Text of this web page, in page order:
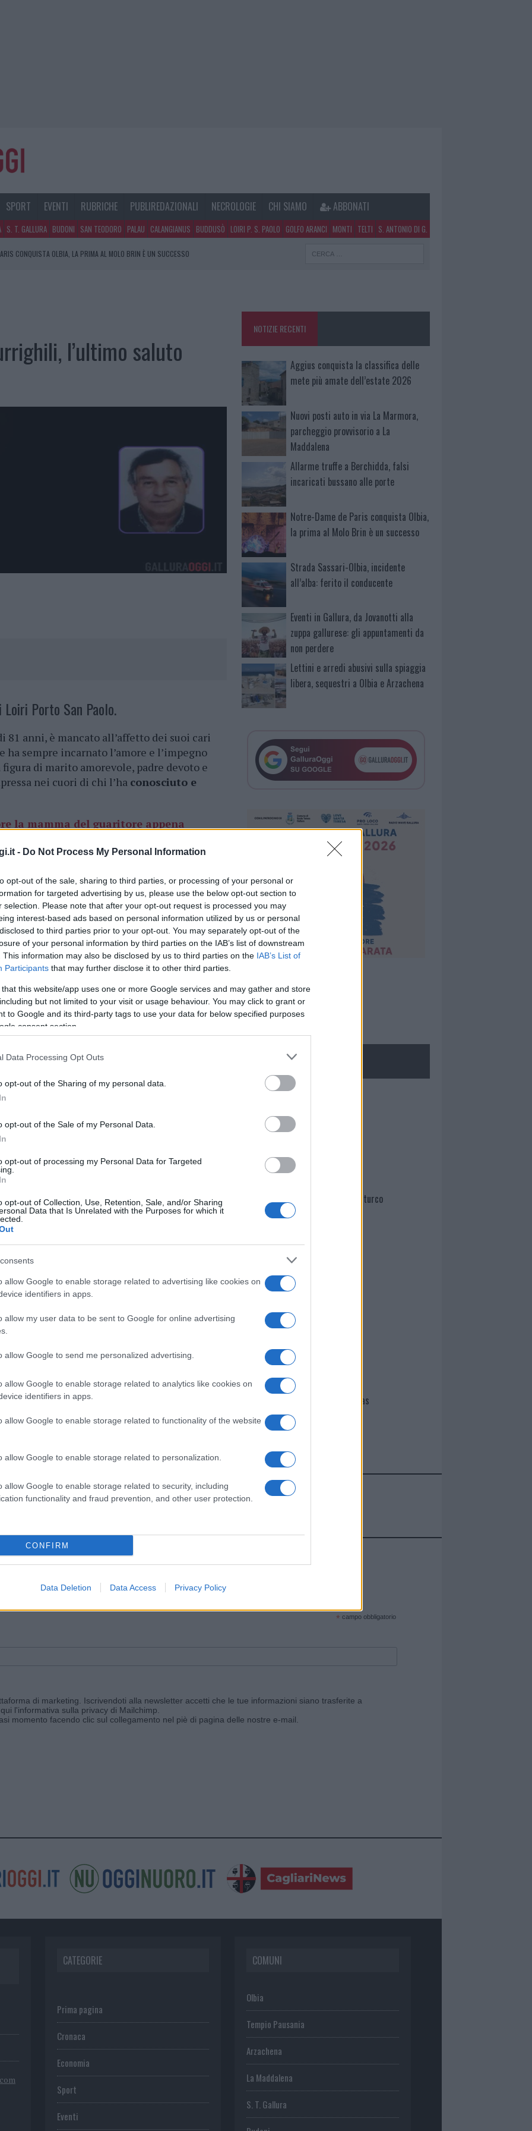
- Do Not Process My Personal Information
opt-out of the sale, sharing to third parties, or processing of your personal or
for targeted advertising by us, please use the below opt-out section to
selection. Please note that after your opt-out request is processed you may
interest-based ads based on personal information utilized by us or personal
to third parties prior to your opt-out. You may separately opt-out of the
of your personal information by third parties on the IAB’s list of downstream
This information may also be disclosed by us to third parties on the IAB’s List of
Participants that may further disclose it to other third parties.
that this website/app uses one or more Google services and may gather and store
but not limited to your visit or usage behaviour. You may click to grant or
to Google and its third-party tags to use your data for below specified purposes
consent section.
Data Processing Opt Outs
opt-out of the Sharing of my personal data.
opt-out of the Sale of my Personal Data.
opt-out of processing my Personal Data for Targeted
opt-out of Collection, Use, Retention, Sale, and/or Sharing
Data that Is Unrelated with the Purposes for which it
allow Google to enable storage related to advertising like cookies on
identifiers in apps.
allow my user data to be sent to Google for online advertising
allow Google to send me personalized advertising.
allow Google to enable storage related to analytics like cookies on
identifiers in apps.
allow Google to enable storage related to functionality of the website
allow Google to enable storage related to personalization.
allow Google to enable storage related to security, including
functionality and fraud prevention, and other user protection.
CONFIRM
Data Deletion Data Access Privacy Policy
SPORT EVENTI RUBRICHE PUBLIREDAZIONALI NECROLOGIE CHI SIAMO ABBONATI
S. T. GALLURA BUDONI SAN TEODORO PALAU CALANGIANUS BUDDUSÒ LOIRI P. S. PAOLO GOLFO ARANCI MONTI TELTI S. ANTONIO DI G.
CONQUISTA OLBIA, LA PRIMA AL MOLO BRIN È UN SUCCESSO
PARCHEGGIO PROVVISORIO A LA MADDALENA
l’ultimo saluto
Porto San Paolo.
81 anni, è mancato all’affetto dei suoi cari
ha sempre incarnato l’amore e l’impegno
di marito amorevole, padre devoto e
nei cuori di chi l’ha conosciuto e
la mamma del guaritore appena
figlia Emanuela, il genero Alberto e la nipote
il ricordo. La sua memoria sarà
Maddalena e nei suoi fratelli Gavino con
cognate Raimonda e Rosa con Gerolamo,
che lo piangono con grande dolore.
Pietro e Sant’Isidoro.
alle ore 16 nellachiesa di San Pietro e
abitazione in via Antioco Casula, 2, nella
la salma sarà trasportata al Tempio
il suo cammino.
cliccandoqui
nella sezione
NOTIZIE RECENTI
Aggius conquista la classifica delle
mete più amate dell’estate 2026
Nuovi posti auto in via La Marmora,
parcheggio provvisorio a La
Maddalena
Allarme truffe a Berchidda, falsi
incaricati bussano alle porte
Notre-Dame de Paris conquista Olbia,
la prima al Molo Brin è un successo
Strada Sassari-Olbia, incidente
all’alba: ferito il conducente
Eventi in Gallura, da Jovanotti alla
zuppa gallurese: gli appuntamenti da
non perdere
Lettini e arredi abusivi sulla spiaggia
libera, sequestri a Olbia e Arzachena
NECROLOGIE
Martina Agostina Diturco
I nostri cari
I nostri cari
Giovannimaria Cabras
Invia un Comunicato Stampa|Pubblicità|Segnala
e ricevi le nostre email periodiche contenenti le ultime notizie pubblicate sul sito web!
* campo obbligatorio
di marketing. Iscrivendoti alla newsletter accetti che le tue informazioni siano trasferite a
l'informativa sulla privacy di Mailchimp
momento facendo clic sul collegamento nel piè di pagina delle nostre e-mail.
CATEGORIE
Prima pagina
Cronaca
Economia
Sport
Eventi
COMUNI
Olbia
Tempio Pausania
Arzachena
La Maddalena
S. T. Gallura